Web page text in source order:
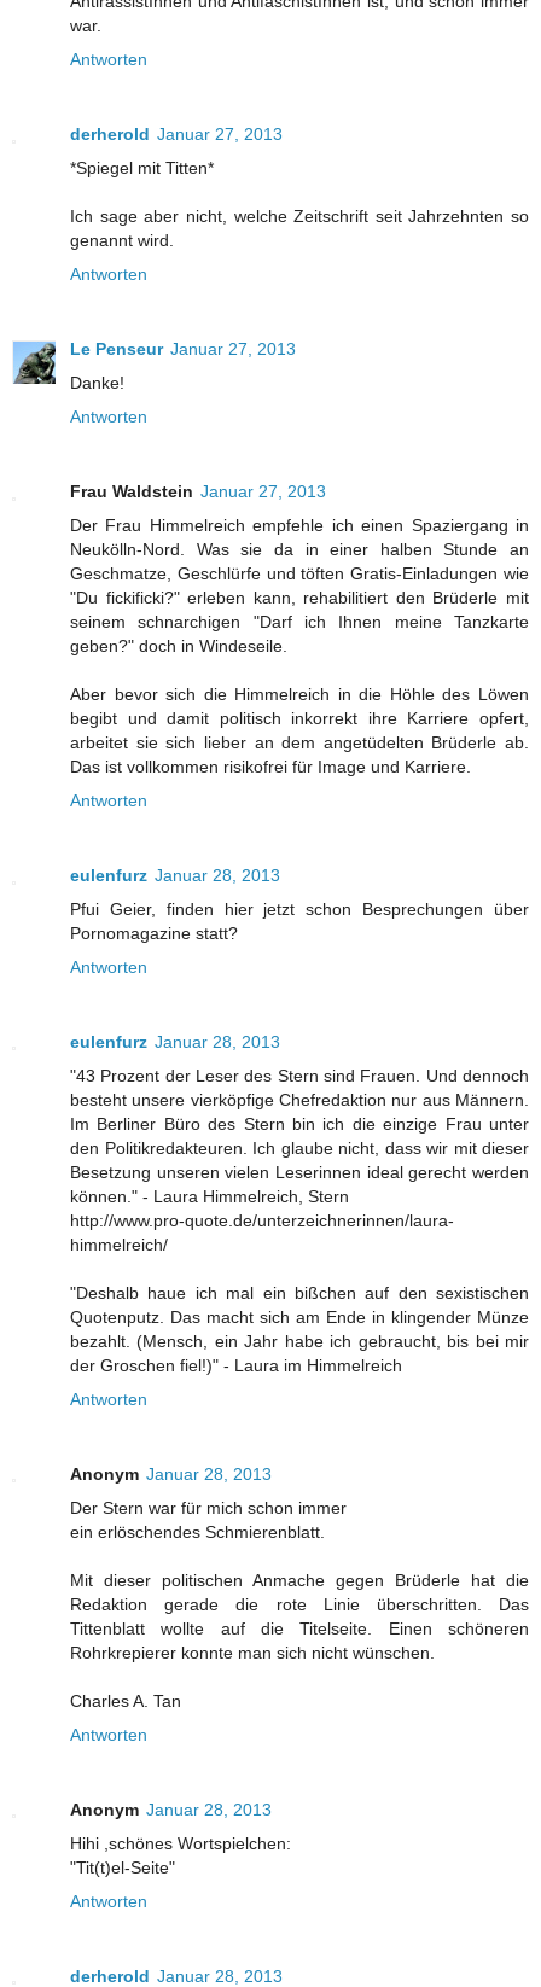
war.
Antworten
derherold Januar 27, 2013
*Spiegel mit Titten*
Ich sage aber nicht, welche Zeitschrift seit Jahrzehnten so
genannt wird.
Antworten
Le Penseur Januar 27, 2013
Danke!
Antworten
Frau Waldstein Januar 27, 2013
Der Frau Himmelreich empfehle ich einen Spaziergang in
Neukölln-Nord. Was sie da in einer halben Stunde an
Geschmatze, Geschlürfe und töften Gratis-Einladungen wie
"Du fickificki?" erleben kann, rehabilitiert den Brüderle mit
seinem schnarchigen "Darf ich Ihnen meine Tanzkarte
geben?" doch in Windeseile.
Aber bevor sich die Himmelreich in die Höhle des Löwen
begibt und damit politisch inkorrekt ihre Karriere opfert,
arbeitet sie sich lieber an dem angetüdelten Brüderle ab.
Das ist vollkommen risikofrei für Image und Karriere.
Antworten
eulenfurz Januar 28, 2013
Pfui Geier, finden hier jetzt schon Besprechungen über
Pornomagazine statt?
Antworten
eulenfurz Januar 28, 2013
"43 Prozent der Leser des Stern sind Frauen. Und dennoch
besteht unsere vierköpfige Chefredaktion nur aus Männern.
Im Berliner Büro des Stern bin ich die einzige Frau unter
den Politikredakteuren. Ich glaube nicht, dass wir mit dieser
Besetzung unseren vielen Leserinnen ideal gerecht werden
können." - Laura Himmelreich, Stern
http://www.pro-quote.de/unterzeichnerinnen/laura-
himmelreich/
"Deshalb haue ich mal ein bißchen auf den sexistischen
Quotenputz. Das macht sich am Ende in klingender Münze
bezahlt. (Mensch, ein Jahr habe ich gebraucht, bis bei mir
der Groschen fiel!)" - Laura im Himmelreich
Antworten
Anonym Januar 28, 2013
Der Stern war für mich schon immer
ein erlöschendes Schmierenblatt.
Mit dieser politischen Anmache gegen Brüderle hat die
Redaktion gerade die rote Linie überschritten. Das
Tittenblatt wollte auf die Titelseite. Einen schöneren
Rohrkrepierer konnte man sich nicht wünschen.
Charles A. Tan
Antworten
Anonym Januar 28, 2013
Hihi ,schönes Wortspielchen:
"Tit(t)el-Seite"
Antworten
derherold Januar 28, 2013